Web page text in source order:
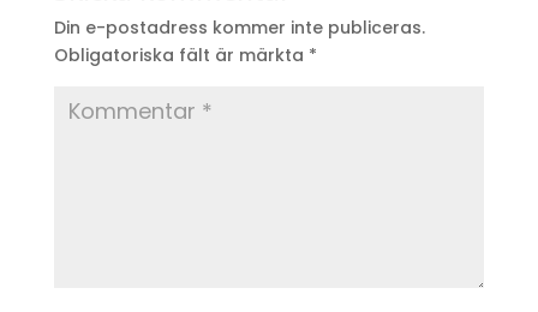
Din e-postadress kommer inte publiceras.
Obligatoriska fält är märkta *